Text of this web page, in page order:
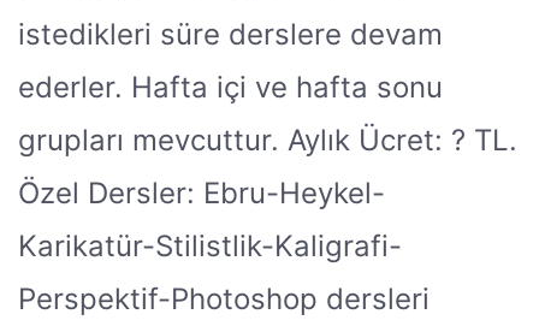
istedikleri süre derslere devam
ederler. Hafta içi ve hafta sonu
grupları mevcuttur. Aylık Ücret: ? TL.
Özel Dersler: Ebru-Heykel-
Karikatür-Stilistlik-Kaligrafi-
Perspektif-Photoshop dersleri